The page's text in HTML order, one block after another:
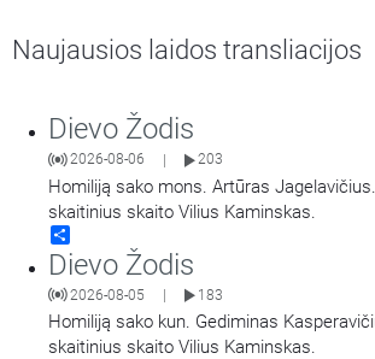
Naujausios laidos transliacijos
Dievo Žodis
2026-08-06 203
Homiliją sako mons. Artūras
skaitinius skaito Vilius Kaminskas.
Dievo Žodis
2026-08-05 183
Homiliją sako kun. Gediminas
skaitinius skaito Vilius Kaminskas.